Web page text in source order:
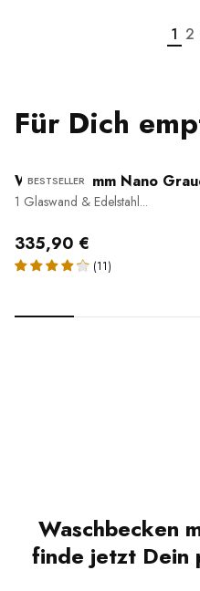
1 2
Für Dich
BESTSELLER
Walk-In 10 mm Nano
1 Glaswand & Edelstahl...
335,90 €
(11)
Waschbecken
finde jetzt Dein